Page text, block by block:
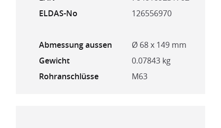
ELDAS-No
126556970
Abmessung aussen
Ø 68 x 149 mm
Gewicht
0.07843 kg
Rohranschlüsse
M63